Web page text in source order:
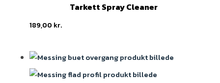
Tarkett Spray Cleaner
189,00 kr.